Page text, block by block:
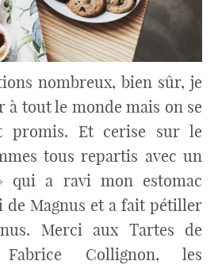
nombreux, bien sûr, je
à tout le monde mais on se
promis. Et cerise sur le
tous repartis avec un
qui a ravi mon estomac
de Magnus et a fait pétiller
Merci aux Tartes de
Collignon, les